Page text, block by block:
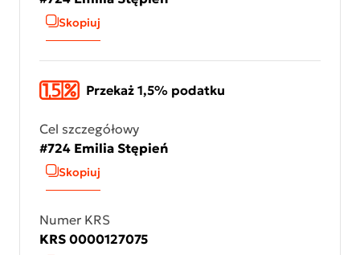
Skopiuj
Przekaż 1,5% podatku
Cel szczegółowy
#724 Emilia Stępień
Skopiuj
Numer KRS
KRS 0000127075